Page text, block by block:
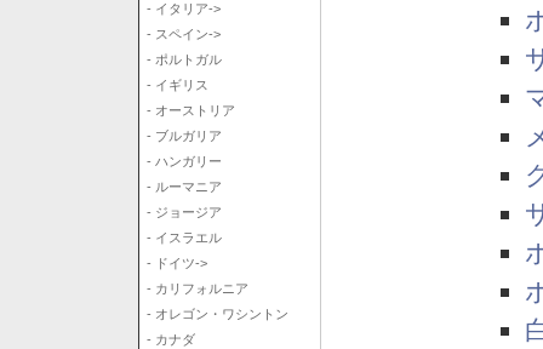
- イタリア->
- スペイン->
- ポルトガル
- イギリス
- オーストリア
- ブルガリア
- ハンガリー
- ルーマニア
- ジョージア
- イスラエル
- ドイツ->
- カリフォルニア
- オレゴン・ワシントン
- カナダ